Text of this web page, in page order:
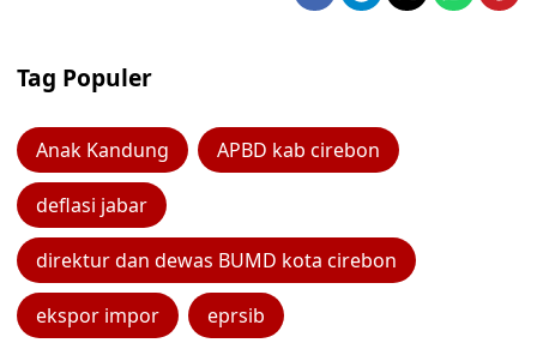
Tag Populer
Anak Kandung APBD kab cirebon
deflasi jabar
direktur dan dewas BUMD kota cirebon
ekspor impor eprsib